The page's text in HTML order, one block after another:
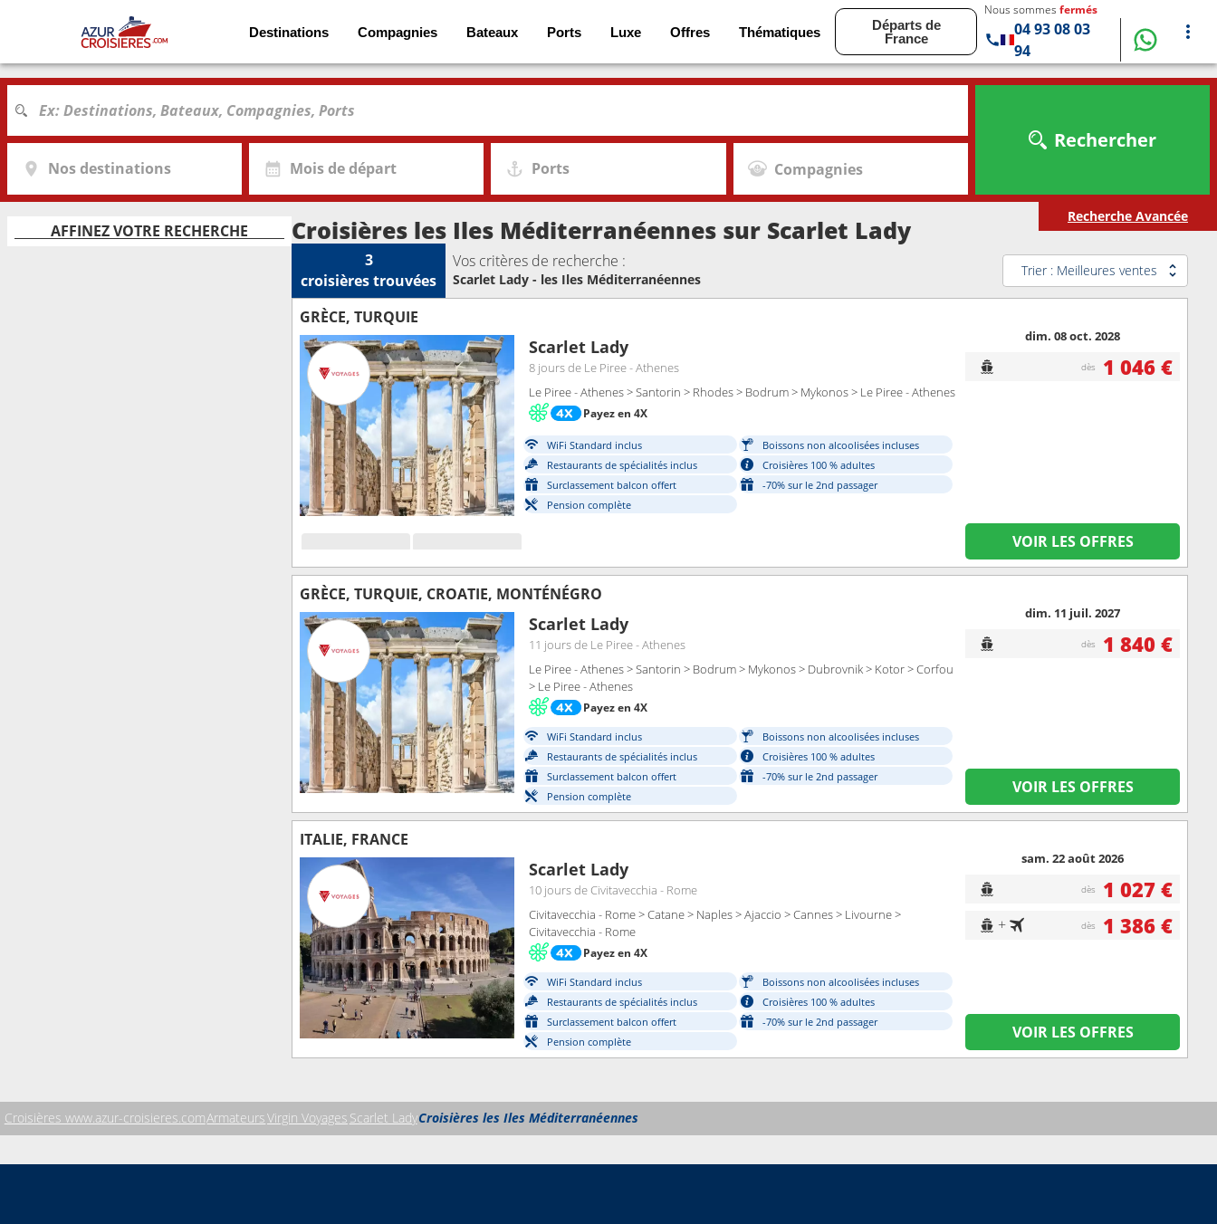
Destinations Compagnies Bateaux Ports Luxe Offres Thématiques
Départs de
France
Nous sommes fermés
04 93 08 03
94
Nos destinations Mois de départ Ports Compagnies
Rechercher
Recherche Avancée
AFFINEZ VOTRE RECHERCHE Croisières les Iles Méditerranéennes sur Scarlet Lady
3
croisièrestrouvées
Vos critères de recherche :
Scarlet Lady - les Iles Méditerranéennes
Trier : Meilleures ventes
GRÈCE, TURQUIE
Scarlet Lady
8 joursde Le Piree - Athenes
Le Piree - Athenes > Santorin > Rhodes > Bodrum > Mykonos > Le Piree - Athenes
Payez en 4X
WiFi Standard inclus
Boissons non alcoolisées incluses
Restaurants de spécialités inclus
Croisières 100 % adultes
Surclassement balcon offert
-70% sur le 2nd passager
Pension complète
dim. 08 oct. 2028
dès 1 046 €
VOIR LES OFFRES
GRÈCE, TURQUIE, CROATIE, MONTÉNÉGRO
Scarlet Lady
11 joursde Le Piree - Athenes
Le Piree - Athenes > Santorin > Bodrum > Mykonos > Dubrovnik > Kotor > Corfou
> Le Piree - Athenes
Payez en 4X
WiFi Standard inclus
Boissons non alcoolisées incluses
Restaurants de spécialités inclus
Croisières 100 % adultes
Surclassement balcon offert
-70% sur le 2nd passager
Pension complète
dim. 11 juil. 2027
dès 1 840 €
VOIR LES OFFRES
ITALIE, FRANCE
Scarlet Lady
10 joursde Civitavecchia - Rome
Civitavecchia - Rome > Catane > Naples > Ajaccio > Cannes > Livourne >
Civitavecchia - Rome
Payez en 4X
WiFi Standard inclus
Boissons non alcoolisées incluses
Restaurants de spécialités inclus
Croisières 100 % adultes
Surclassement balcon offert
-70% sur le 2nd passager
Pension complète
sam. 22 août 2026
dès 1 027 €
+ dès 1 386 €
VOIR LES OFFRES
Croisières www.azur-croisieres.comArmateursVirgin Voyages Scarlet LadyCroisières les Iles Méditerranéennes